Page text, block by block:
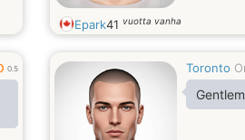
Epark41 vuotta vanha
0.5 Toronto